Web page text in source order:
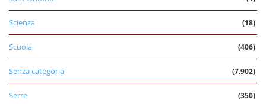
Scienza (18)
Scuola (406)
Senza categoria (7.902)
Serre (350)